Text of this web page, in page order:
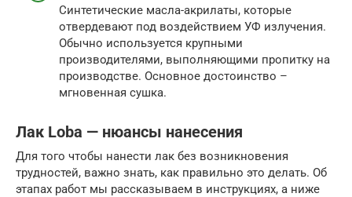
Синтетические масла-акрилаты, которые
отвердевают под воздействием УФ излучения.
Обычно используется крупными
производителями, выполняющими пропитку на
производстве. Основное достоинство –
мгновенная сушка.
Лак Loba — нюансы нанесения
Для того чтобы нанести лак без возникновения
трудностей, важно знать, как правильно это делать. Об
этапах работ мы рассказываем в инструкциях, а ниже